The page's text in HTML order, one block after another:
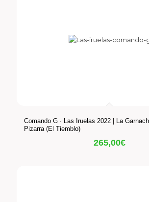
Comando G · Las Iruelas 2022 | La
Pizarra (El Tiemblo)
265,00€